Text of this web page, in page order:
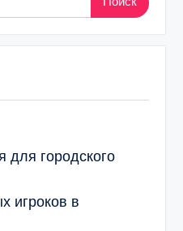
для городского
игроков в